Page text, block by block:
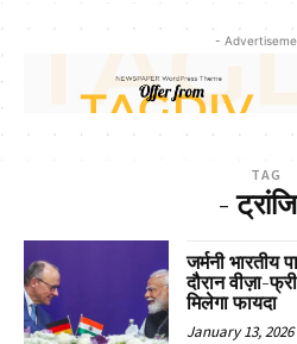
-
TAG
-
जर्मनी भारतीय
दौरान वीज़ा-
मिलेगा फायदा
January 13, 2026